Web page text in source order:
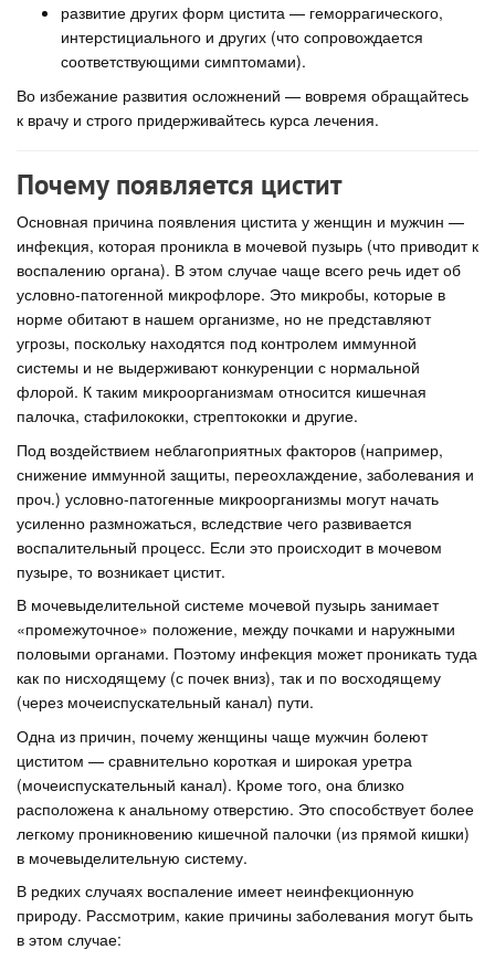
развитие других форм цистита — геморрагического,
интерстициального и других (что сопровождается
соответствующими симптомами).
Во избежание развития осложнений — вовремя обращайтесь
к врачу и строго придерживайтесь курса лечения.
Почему появляется цистит
Основная причина появления цистита у женщин и мужчин —
инфекция, которая проникла в мочевой пузырь (что приводит к
воспалению органа). В этом случае чаще всего речь идет об
условно-патогенной микрофлоре. Это микробы, которые в
норме обитают в нашем организме, но не представляют
угрозы, поскольку находятся под контролем иммунной
системы и не выдерживают конкуренции с нормальной
флорой. К таким микроорганизмам относится кишечная
палочка, стафилококки, стрептококки и другие.
Под воздействием неблагоприятных факторов (например,
снижение иммунной защиты, переохлаждение, заболевания и
проч.) условно-патогенные микроорганизмы могут начать
усиленно размножаться, вследствие чего развивается
воспалительный процесс. Если это происходит в мочевом
пузыре, то возникает цистит.
В мочевыделительной системе мочевой пузырь занимает
«промежуточное» положение, между почками и наружными
половыми органами. Поэтому инфекция может проникать туда
как по нисходящему (с почек вниз), так и по восходящему
(через мочеиспускательный канал) пути.
Одна из причин, почему женщины чаще мужчин болеют
циститом — сравнительно короткая и широкая уретра
(мочеиспускательный канал). Кроме того, она близко
расположена к анальному отверстию. Это способствует более
легкому проникновению кишечной палочки (из прямой кишки)
в мочевыделительную систему.
В редких случаях воспаление имеет неинфекционную
природу. Рассмотрим, какие причины заболевания могут быть
в этом случае: